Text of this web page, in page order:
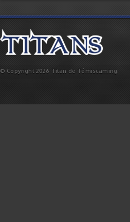
© Copyright 2026 Titan de Témiscaming.